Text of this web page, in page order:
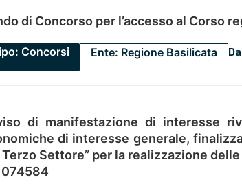
di Concorso per l’accesso al Corso
Concorsi Ente: Regione Basilicata
di manifestazione di interesse
di interesse generale,
Settore” per la realizzazione